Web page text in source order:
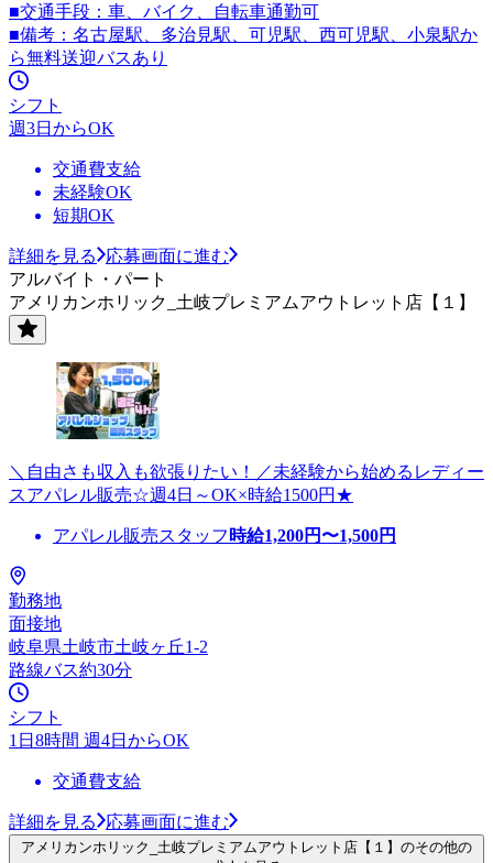
■交通手段：車、バイク、自転車通勤可
■備考：名古屋駅、多治見駅、可児駅、西可児駅、小泉駅か
ら無料送迎バスあり
シフト
週3日からOK
交通費支給
未経験OK
短期OK
詳細を見る
応募画面に進む
アルバイト・パート
アメリカンホリック_土岐プレミアムアウトレット店【１】
＼自由さも収入も欲張りたい！／未経験から始めるレディー
スアパレル販売☆週4日～OK×時給1500円★
アパレル販売スタッフ 時給1,200円〜1,500円
勤務地
面接地
岐阜県土岐市土岐ヶ丘1-2
路線バス約30分
シフト
1日8時間 週4日からOK
交通費支給
詳細を見る 応募画面に進む
アメリカンホリック_土岐プレミアムアウトレット店【１】のその他の